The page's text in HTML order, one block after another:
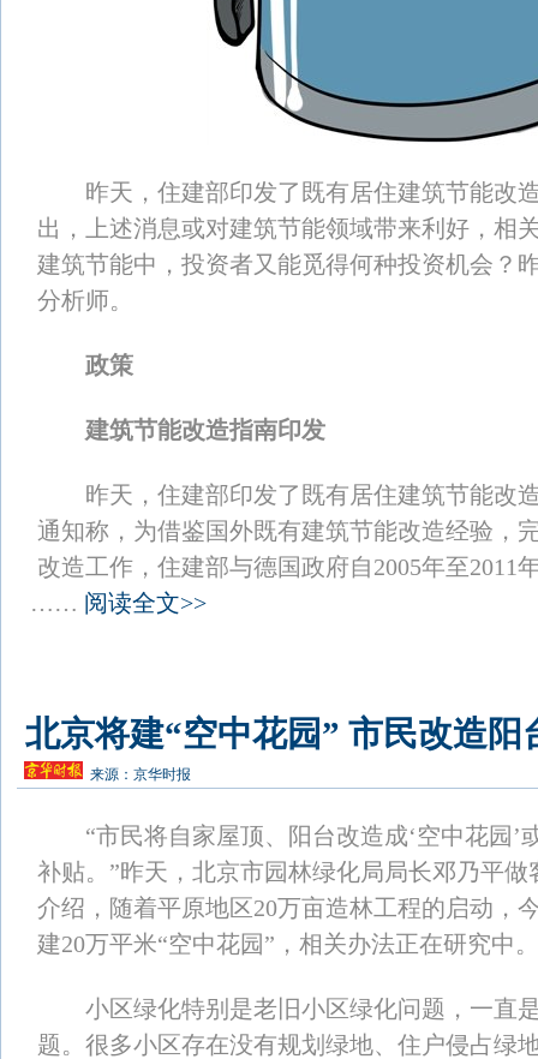
昨天，住建部印发了既有居住建筑节能改
出，上述消息或对建筑节能领域带来利好，相
建筑节能中，投资者又能觅得何种投资机会？
分析师。
政策
建筑节能改造指南印发
昨天，住建部印发了既有居住建筑节能改
通知称，为借鉴国外既有建筑节能改造经验，
改造工作，住建部与德国政府自2005年至2011
…… 阅读全文>>
北京将建“空中花园” 市民改造阳
来源： 京华时报
“市民将自家屋顶、阳台改造成‘空中花园’
补贴。”昨天，北京市园林绿化局局长邓乃平
介绍，随着平原地区20万亩造林工程的启动，
建20万平米“空中花园”，相关办法正在研究中。
小区绿化特别是老旧小区绿化问题，一直
题。很多小区存在没有规划绿地、住户侵占绿